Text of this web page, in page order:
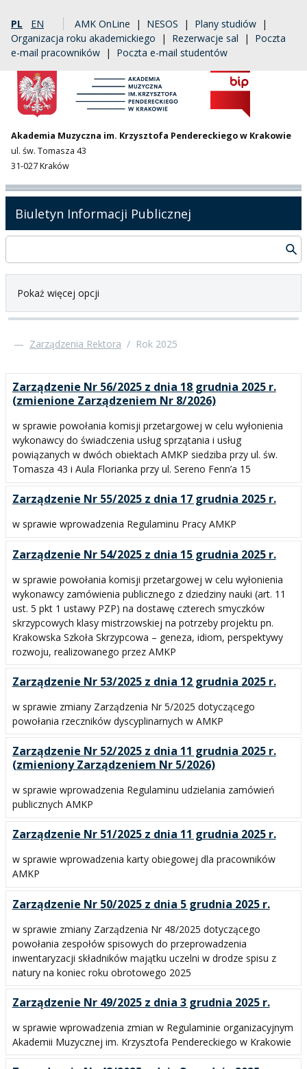
PL EN AMK OnLine | NESOS | Plany studiów |
Organizacja roku akademickiego | Rezerwacje sal | Poczta
e-mail pracowników | Poczta e-mail studentów
Akademia Muzyczna im. Krzysztofa Pendereckiego w Krakowie
ul. św. Tomasza 43
31-027 Kraków
Biuletyn Informacji Publicznej
Pokaż więcej opcji
— Zarządzenia Rektora / Rok 2025
Zarządzenie Nr 56/2025 z dnia 18 grudnia 2025 r.
(zmienione Zarządzeniem Nr 8/2026)
w sprawie powołania komisji przetargowej w celu wyłonienia
wykonawcy do świadczenia usług sprzątania i usług
powiązanych w dwóch obiektach AMKP siedziba przy ul. św.
Tomasza 43 i Aula Florianka przy ul. Sereno Fenn’a 15
Zarządzenie Nr 55/2025 z dnia 17 grudnia 2025 r.
w sprawie wprowadzenia Regulaminu Pracy AMKP
Zarządzenie Nr 54/2025 z dnia 15 grudnia 2025 r.
w sprawie powołania komisji przetargowej w celu wyłonienia
wykonawcy zamówienia publicznego z dziedziny nauki (art. 11
ust. 5 pkt 1 ustawy PZP) na dostawę czterech smyczków
skrzypcowych klasy mistrzowskiej na potrzeby projektu pn.
Krakowska Szkoła Skrzypcowa – geneza, idiom, perspektywy
rozwoju, realizowanego przez AMKP
Zarządzenie Nr 53/2025 z dnia 12 grudnia 2025 r.
w sprawie zmiany Zarządzenia Nr 5/2025 dotyczącego
powołania rzeczników dyscyplinarnych w AMKP
Zarządzenie Nr 52/2025 z dnia 11 grudnia 2025 r.
(zmieniony Zarządzeniem Nr 5/2026)
w sprawie wprowadzenia Regulaminu udzielania zamówień
publicznych AMKP
Zarządzenie Nr 51/2025 z dnia 11 grudnia 2025 r.
w sprawie wprowadzenia karty obiegowej dla pracowników
AMKP
Zarządzenie Nr 50/2025 z dnia 5 grudnia 2025 r.
w sprawie zmiany Zarządzenia Nr 48/2025 dotyczącego
powołania zespołów spisowych do przeprowadzenia
inwentaryzacji składników majątku uczelni w drodze spisu z
natury na koniec roku obrotowego 2025
Zarządzenie Nr 49/2025 z dnia 3 grudnia 2025 r.
w sprawie wprowadzenia zmian w Regulaminie organizacyjnym
Akademii Muzycznej im. Krzysztofa Pendereckiego w Krakowie